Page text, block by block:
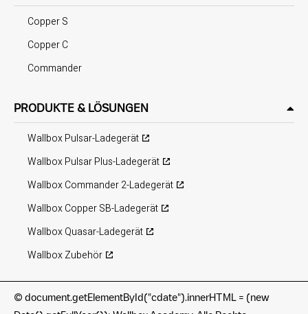
Copper S
Copper C
Commander
PRODUKTE & LÖSUNGEN
Wallbox Pulsar-Ladegerät
Wallbox Pulsar Plus-Ladegerät
Wallbox Commander 2-Ladegerät
Wallbox Copper SB-Ladegerät
Wallbox Quasar-Ladegerät
Wallbox Zubehör
© document.getElementById("cdate").innerHTML = (new